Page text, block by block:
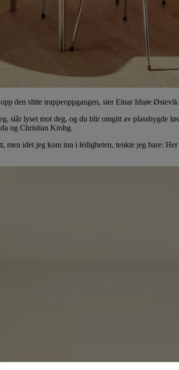
den slitte trappeoppgangen, sier Einar Idsøe
slår lyset mot deg, og du blir omgitt av plassbygde
og Christian Krohg.
men idet jeg kom inn i leiligheten, tenkte jeg bare: